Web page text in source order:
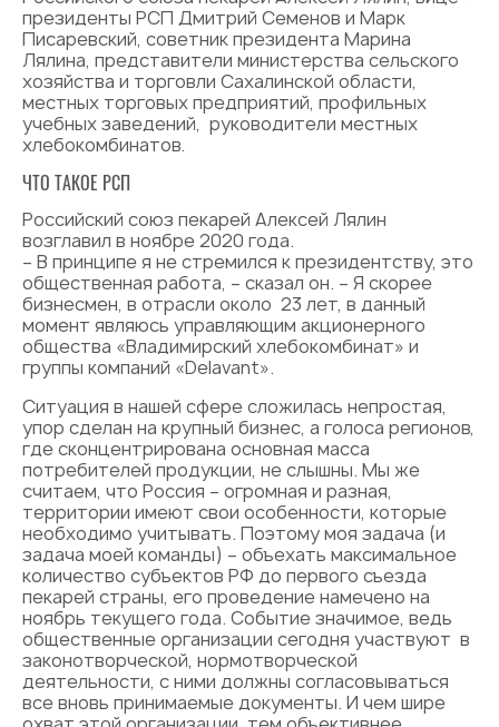
президенты РСП Дмитрий Семенов и Марк
Писаревский, советник президента Марина
Лялина, представители министерства сельского
хозяйства и торговли Сахалинской области,
местных торговых предприятий, профильных
учебных заведений, руководители местных
хлебокомбинатов.
ЧТО ТАКОЕ РСП
Российский союз пекарей Алексей Лялин
возглавил в ноябре 2020 года.
– В принципе я не стремился к президентству, это
общественная работа, – сказал он. – Я скорее
бизнесмен, в отрасли около 23 лет, в данный
момент являюсь управляющим акционерного
общества «Владимирский хлебокомбинат» и
группы компаний «Delavant».
Ситуация в нашей сфере сложилась непростая,
упор сделан на крупный бизнес, а голоса регионов,
где сконцентрирована основная масса
потребителей продукции, не слышны. Мы же
считаем, что Россия – огромная и разная,
территории имеют свои особенности, которые
необходимо учитывать. Поэтому моя задача (и
задача моей команды) – объехать максимальное
количество субъектов РФ до первого съезда
пекарей страны, его проведение намечено на
ноябрь текущего года. Событие значимое, ведь
общественные организации сегодня участвуют в
законо­творческой, нормотворческой
деятельности, с ними должны согласовываться
все вновь принимаемые документы. И чем шире